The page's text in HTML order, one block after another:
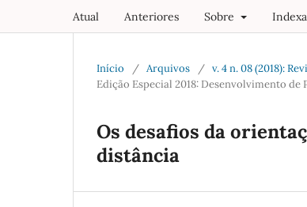
Atual Anteriores Sobre
Início / Arquivos / v. 4 n. 08 (2018):
Edição Especial 2018: Desenvolvimento
Os desafios da
distância